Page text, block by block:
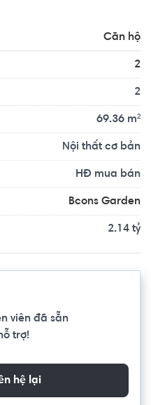
học Công nghệ Thông tin
Di chuyển tới Phòng tập
Club Fitness & Yoga
dục và giải trí.
Căn hộ
2
2
69.36 m²
Nội thất cơ bản
HĐ mua bán
Bcons Garden
2.14 tỷ
viên đã sẵn
trợ!
hệ lại